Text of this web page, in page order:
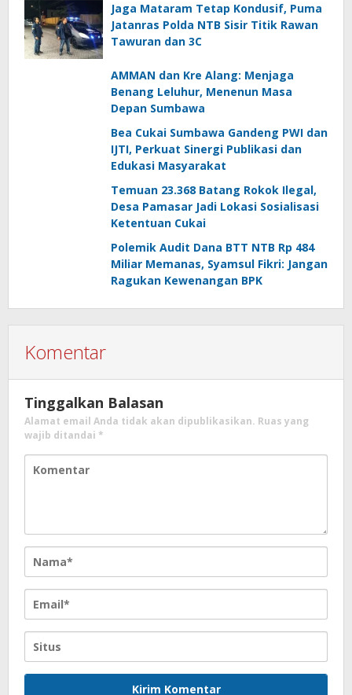
Jaga Mataram Tetap Kondusif, Puma
Jatanras Polda NTB Sisir Titik Rawan
Tawuran dan 3C
AMMAN dan Kre Alang: Menjaga
Benang Leluhur, Menenun Masa
Depan Sumbawa
Bea Cukai Sumbawa Gandeng PWI dan
IJTI, Perkuat Sinergi Publikasi dan
Edukasi Masyarakat
Temuan 23.368 Batang Rokok Ilegal,
Desa Pamasar Jadi Lokasi Sosialisasi
Ketentuan Cukai
Polemik Audit Dana BTT NTB Rp 484
Miliar Memanas, Syamsul Fikri: Jangan
Ragukan Kewenangan BPK
Komentar
Tinggalkan Balasan
Alamat email Anda tidak akan dipublikasikan. Ruas yang
wajib ditandai *